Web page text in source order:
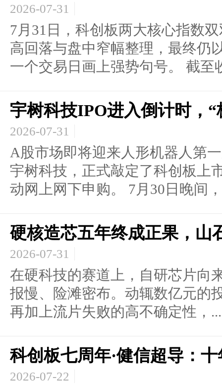
2026-07-31
7月31日，科创板两大核心指数
高回落与盘中窄幅整理，最终仍
一个交易日画上强势句号。 截至
宇树科技IPO进入倒计时，
2026-07-31
A股市场即将迎来人形机器人第
宇树科技，正式敲定了科创板上
动网上网下申购。 7月30日晚间
硬核造芯五年终成正果，山
2026-07-31
在硬科技的赛道上，自研芯片向
报慢、险滩密布。动辄数亿元的
再加上流片失败的高不确定性，...
科创板七周年·健信超导：
2026-07-22